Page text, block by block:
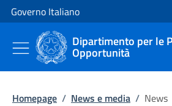
Vai al contenuto
Vai alla navigazione del sito
Governo Italiano
Dipartimento per le
Opportunità
Homepage / News e media / News